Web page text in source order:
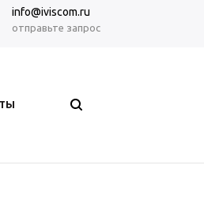
info@iviscom.ru
отправьте запрос